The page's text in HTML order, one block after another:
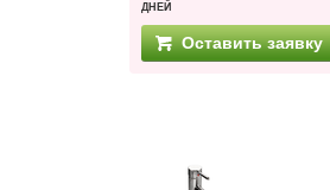
ДНЕЙ
Оставить заявку